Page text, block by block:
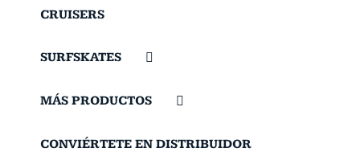
CRUISERS
SURFSKATES
MÁS PRODUCTOS
CONVIÉRTETE EN DISTRIBUIDOR